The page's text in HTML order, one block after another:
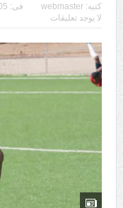
كتبه: webmaster فى: 05
لا يوجد تعليقات